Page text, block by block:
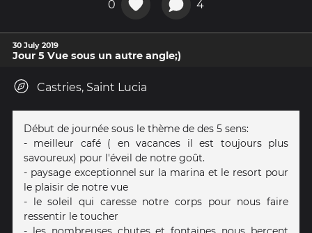
0 4
30 July 2019
Jour 5 Vue sous un autre angle;)
Castries, Saint Lucia
Début de journée sous le thème de des 5 sens:
- meilleur café ( en vacances il est toujours plus
savoureux) pour l'éveil de notre goût.
- paysage exceptionnel sur la marina et le resort pour
le plaisir de notre vue
- le soleil qui caresse notre corps pour nous faire
ressentir le toucher